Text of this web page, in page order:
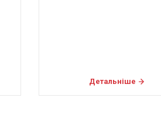
Детальніше